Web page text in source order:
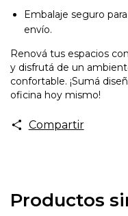
Embalaje seguro
envío.
Renová tus espacios
y disfrutá de un
confortable. ¡Sumá
oficina hoy mismo!
Compartir
Productos